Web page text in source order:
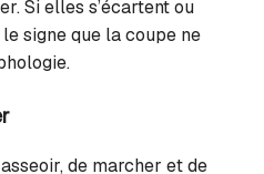
Si elles s’écartent ou
signe que la coupe ne
de marcher et de